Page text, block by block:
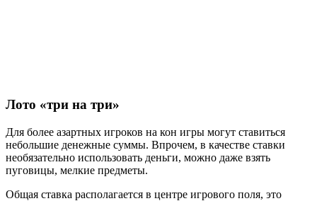
Лото «три на три»
Для более азартных игроков на кон игры могут ставиться
небольшие денежные суммы. Впрочем, в качестве ставки
необязательно использовать деньги, можно даже взять
пуговицы, мелкие предметы.
Общая ставка располагается в центре игрового поля, это